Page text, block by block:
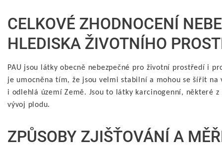
CELKOVÉ ZHODNOCENÍ
HLEDISKA ŽIVOTNÍHO
PAU jsou látky obecně nebezpečné pro životní prostředí i
je umocněna tím, že jsou velmi stabilní a mohou se šířit na
i odlehlá území Země. Jsou to látky karcinogenní, některé
vývoj plodu.
ZPŮSOBY ZJIŠŤOVÁNÍ A